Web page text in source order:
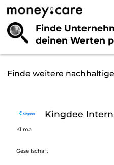
Finde
deinen Werten
Finde weitere
Kingdee
Klima
Gesellschaft